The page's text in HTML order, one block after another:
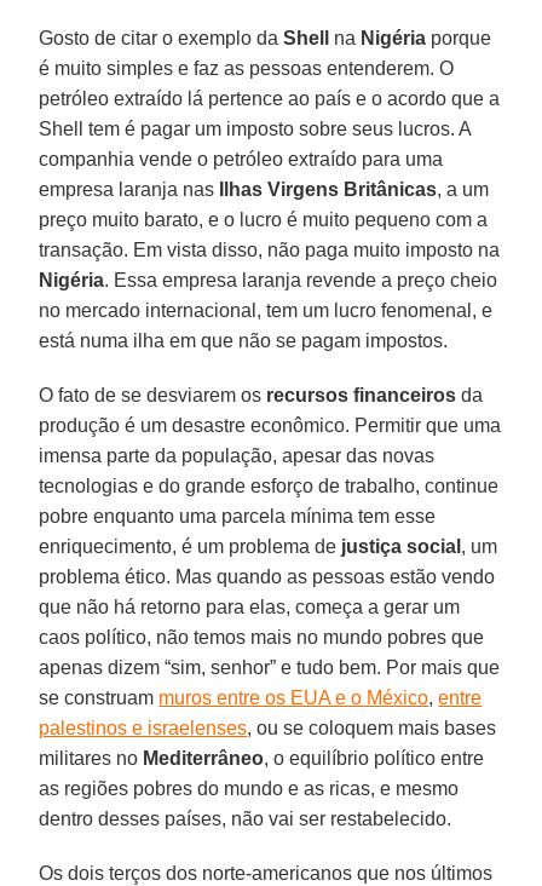
Gosto de citar o exemplo daShell na Nigéria porque
é muito simples e faz as pessoas entenderem. O
petróleo extraído lá pertence ao país e o acordo que a
Shell tem é pagar um imposto sobre seus lucros. A
companhia vende o petróleo extraído para uma
empresa laranja nas Ilhas Virgens Britânicas, a um
preço muito barato, e o lucro é muito pequeno com a
transação. Em vista disso, não paga muito imposto na
Nigéria. Essa empresa laranja revende a preço cheio
no mercado internacional, tem um lucro fenomenal, e
está numa ilha em que não se pagam impostos.
O fato de se desviarem os recursos financeiros da
produção é um desastre econômico. Permitir que uma
imensa parte da população, apesar das novas
tecnologias e do grande esforço de trabalho, continue
pobre enquanto uma parcela mínima tem esse
enriquecimento, é um problema de justiça social , um
problema ético. Mas quando as pessoas estão vendo
que não há retorno para elas, começa a gerar um
caos político, não temos mais no mundo pobres que
apenas dizem “sim, senhor” e tudo bem. Por mais que
se construam muros entre os EUA e o México,entre
palestinos e israelenses, ou se coloquem mais bases
militares no Mediterrâneo, o equilíbrio político entre
as regiões pobres do mundo e as ricas, e mesmo
dentro desses países, não vai ser restabelecido.
Os dois terços dos norte-americanos que nos últimos